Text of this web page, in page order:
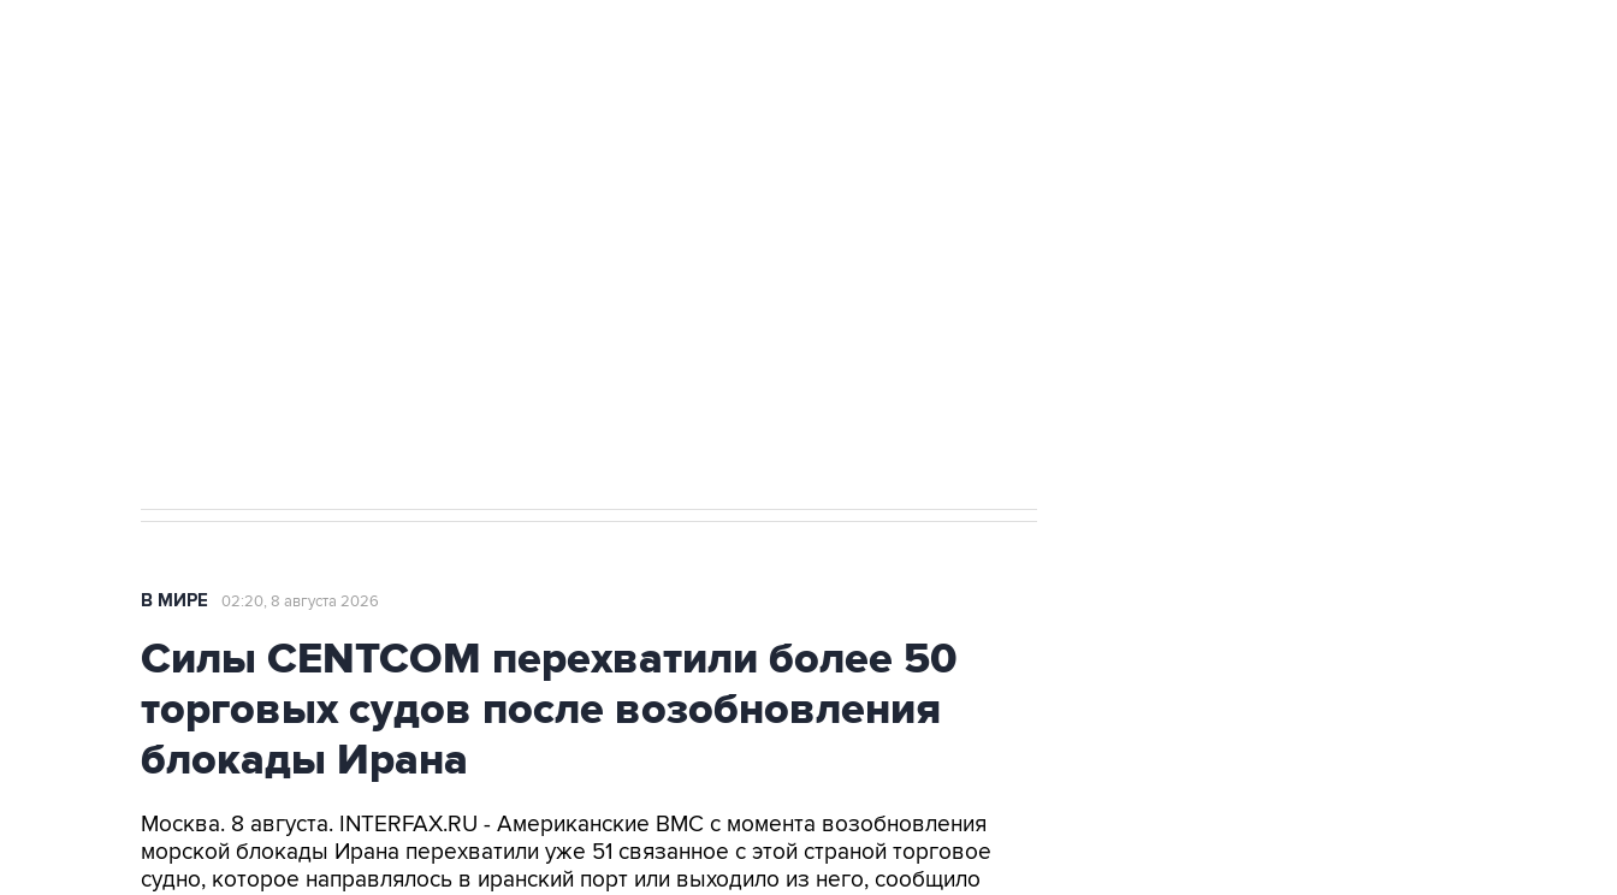
В МИРЕ 02:20, 8 августа 2026
Силы CENTCOM перехватили более 50
торговых судов после возобновления
блокады Ирана
Москва. 8 августа. INTERFAX.RU - Американские ВМС с момента возобновления
морской блокады Ирана перехватили уже 51 связанное с этой страной торговое
судно, которое направлялось в иранский порт или выходило из него, сообщило